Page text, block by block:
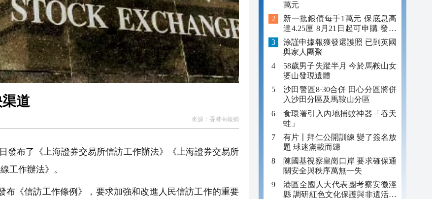
映渠道
來源： 香港商報網
布了《上海證券交易所信訪工作辦法》《上海證券交易所
工作辦法》。
《信訪工作條例》，要求加強和改進人民信訪工作的重要
萬元
新一批銀債每手1萬元 保底息高
達4.25厘 8月21日起可申購 發行
金額最多550億
涂謹申據報獲發還護照 已到英國
與家人團聚
58歲男子失蹤半月 今於馬鞍山女
婆山發現遺體
沙田警區8·30合併 田心分區將併
入沙田分區及馬鞍山分區
食環署引入內地捕蚊神器「吞天
蛙」
有片〡拜仁公開訓練 變了簽名放
題 球迷滿載而歸
陳國基視察皇崗口岸 要求確保通
關安全與秩序萬無一失
港區全國人大代表團考察安徽涇
縣 調研紅色文化保護與非遺活態